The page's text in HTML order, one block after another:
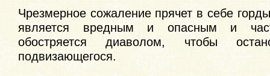
Чрезмерное сожаление прячет в себе
является вредным и опасным и
обостряется диаволом, чтобы
подвизающегося.